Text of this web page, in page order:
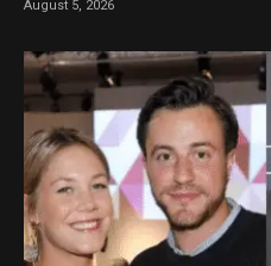
August 5, 2026